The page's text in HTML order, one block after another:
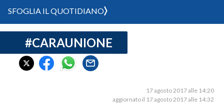
CRONACA SARDEGNA
CAGLIARI
SFOGLIA IL QUOTIDIANO
#CARAUNIONE
17 agosto 2017 alle 14:20
aggiornato il 17 agosto 2017 alle 14:32